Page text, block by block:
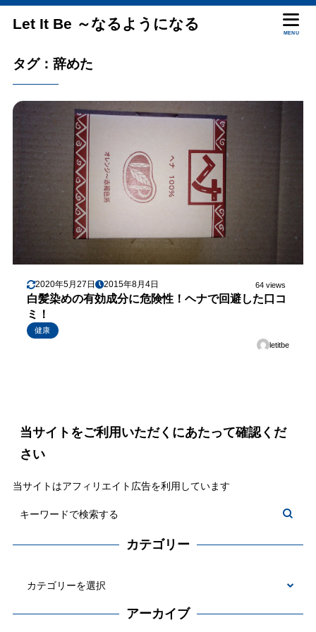
Let It Be ～なるようになる
MENU
タグ：辞めた
2020年5月27日 2015年8月4日 64 views
白髪染めの有効成分に危険性！ヘナで回避した口コ
ミ！
健康
letitbe
当サイトをご利用いただくにあたって確認くだ
さい
当サイトはアフィリエイト広告を利用しています
カテゴリー
アーカイブ